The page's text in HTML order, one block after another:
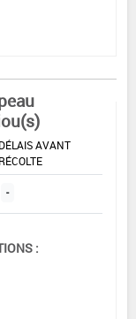
DÉLAIS AVANT
RÉCOLTE
-
: